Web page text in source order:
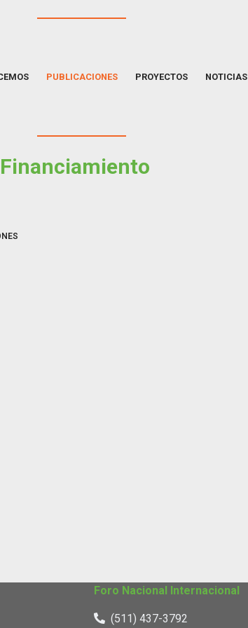
PUBLICACIONES PROYECTOS NOTICIAS
Foro Nacional Internacional
(511) 437-3792